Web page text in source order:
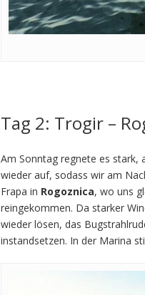
Tag 2: Trogir –
Am Sonntag regnete es stark,
wieder auf, sodass wir am
Frapa in Rogoznica, wo uns
reingekommen. Da starker
wieder lösen, das
instandsetzen. In der Marina